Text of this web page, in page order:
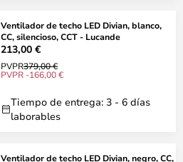
Ventilador de techo LED Divian, blanco,
CC, silencioso, CCT - Lucande
213,00 €
PVPR379,00 €
PVPR -166,00 €
Tiempo de entrega: 3 - 6 días
laborables
Ventilador de techo LED Divian, negro, CC,